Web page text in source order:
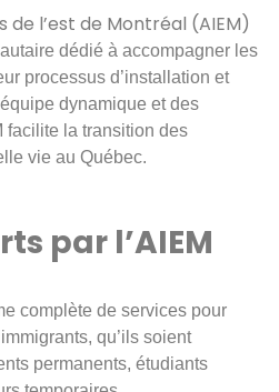
l’est de Montréal (AIEM)
dédié à accompagner les
processus d’installation et
dynamique et des
facilite la transition des
vie au Québec.
par l’AIEM
complète de services pour
qu’ils soient
permanents, étudiants